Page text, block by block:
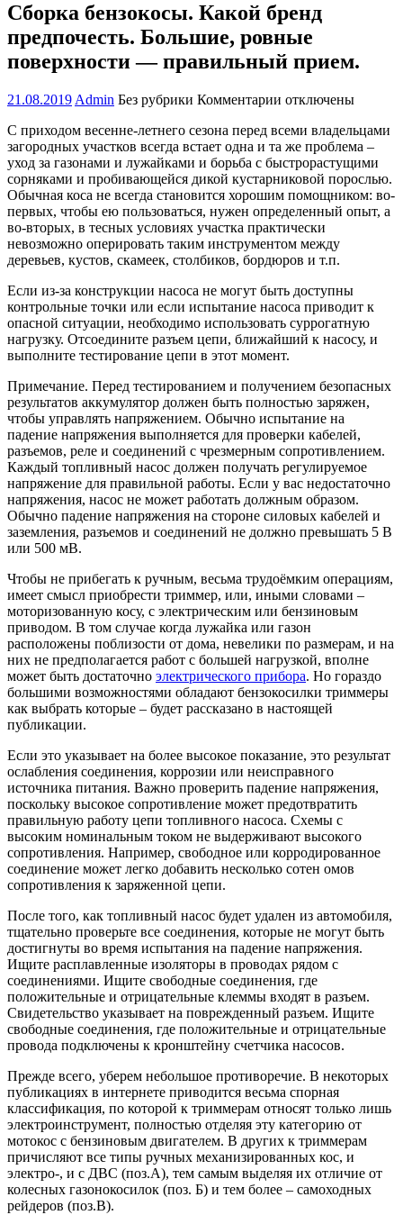
Сборка бензокосы. Какой бренд
предпочесть. Большие, ровные
поверхности — правильный прием.
21.08.2019 Admin Без рубрики Комментарии к
Сборка
бензокосы.
Какой
бренд
предпочесть.
Большие,
ровные
поверхности
—
прием.
отключены
С приходом весенне-летнего сезона перед всеми владельцами
загородных участков всегда встает одна и та же проблема –
уход за газонами и лужайками и борьба с быстрорастущими
сорняками и пробивающейся дикой кустарниковой порослью.
Обычная коса не всегда становится хорошим помощником: во-
первых, чтобы ею пользоваться, нужен определенный опыт, а
во-вторых, в тесных условиях участка практически
невозможно оперировать таким инструментом между
деревьев, кустов, скамеек, столбиков, бордюров и т.п.
Если из-за конструкции насоса не могут быть доступны
контрольные точки или если испытание насоса приводит к
опасной ситуации, необходимо использовать суррогатную
нагрузку. Отсоедините разъем цепи, ближайший к насосу, и
выполните тестирование цепи в этот момент.
Примечание. Перед тестированием и получением безопасных
результатов аккумулятор должен быть полностью заряжен,
чтобы управлять напряжением. Обычно испытание на
падение напряжения выполняется для проверки кабелей,
разъемов, реле и соединений с чрезмерным сопротивлением.
Каждый топливный насос должен получать регулируемое
напряжение для правильной работы. Если у вас недостаточно
напряжения, насос не может работать должным образом.
Обычно падение напряжения на стороне силовых кабелей и
заземления, разъемов и соединений не должно превышать 5 В
или 500 мВ.
Чтобы не прибегать к ручным, весьма трудоёмким операциям,
имеет смысл приобрести триммер, или, иными словами –
моторизованную косу, с электрическим или бензиновым
приводом. В том случае когда лужайка или газон
расположены поблизости от дома, невелики по размерам, и на
них не предполагается работ с большей нагрузкой, вполне
может быть достаточно электрического прибора. Но гораздо
большими возможностями обладают бензокосилки триммеры
как выбрать которые – будет рассказано в настоящей
публикации.
Если это указывает на более высокое показание, это результат
ослабления соединения, коррозии или неисправного
источника питания. Важно проверить падение напряжения,
поскольку высокое сопротивление может предотвратить
правильную работу цепи топливного насоса. Схемы с
высоким номинальным током не выдерживают высокого
сопротивления. Например, свободное или корродированное
соединение может легко добавить несколько сотен омов
сопротивления к заряженной цепи.
После того, как топливный насос будет удален из автомобиля,
тщательно проверьте все соединения, которые не могут быть
достигнуты во время испытания на падение напряжения.
Ищите расплавленные изоляторы в проводах рядом с
соединениями. Ищите свободные соединения, где
положительные и отрицательные клеммы входят в разъем.
Свидетельство указывает на поврежденный разъем. Ищите
свободные соединения, где положительные и отрицательные
провода подключены к кронштейну счетчика насосов.
Прежде всего, уберем небольшое противоречие. В некоторых
публикациях в интернете приводится весьма спорная
классификация, по которой к триммерам относят только лишь
электроинструмент, полностью отделяя эту категорию от
мотокос с бензиновым двигателем. В других к триммерам
причисляют все типы ручных механизированных кос, и
электро-, и с ДВС (поз.А), тем самым выделяя их отличие от
колесных газонокосилок (поз. Б) и тем более – самоходных
рейдеров (поз.В).